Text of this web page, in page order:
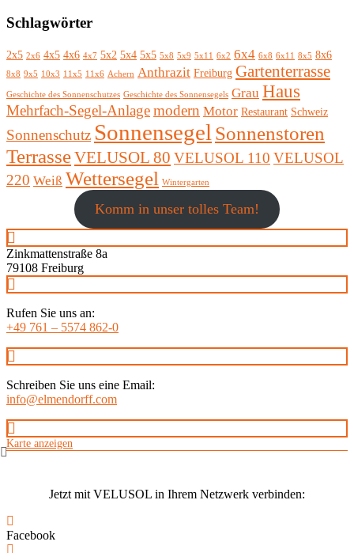
Schlagwörter
2x5 2x6 4x5 4x6 4x7 5x2 5x4 5x5 5x8 5x9 5x11 6x2 6x4 6x8 6x11 8x5 8x6
8x8 9x5 10x3 11x5 11x6 Achern Anthrazit Freiburg Gartenterrasse
Geschichte des Sonnenschutzes Geschichte des Sonnensegels Grau Haus
Mehrfach-Segel-Anlagemodern Motor Restaurant Schweiz
Sonnenschutz Sonnensegel Sonnenstoren
TerrasseVELUSOL 80 VELUSOL 110 VELUSOL
220 Weiß Wettersegel Wintergarten
Komm in unser tolles Team!
Zinkmattenstraße 8a
79108 Freiburg
Rufen Sie uns an:
+49 761 – 5574 862-0
Schreiben Sie uns eine Email:
info@elmendorff.com
Karte anzeigen
Jetzt mit VELUSOL in Ihrem Netzwerk verbinden:
Facebook